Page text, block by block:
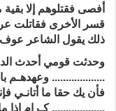
أفصى فقتلوهم إلا بقية
قسر الأخرى فقاتلت
ذلك يقول الشاعر عوف
وحدثت قومي أحدث الدهر
................... وعهدهـم
فأن يك حقا ما أتانـي
................... كـرام إذا